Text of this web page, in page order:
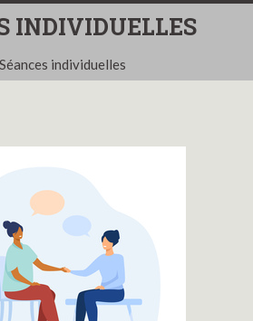
INDIVIDUELLES
Séances individuelles